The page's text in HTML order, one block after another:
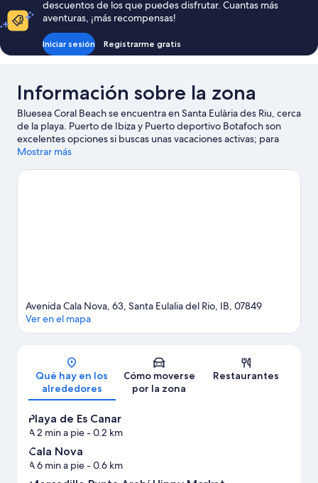
598 €
descuentos de los que puedes disfrutar. Cuantas más
aventuras, ¡más recompensas!
Iniciar sesión Registrarme gratis
Información sobre la zona
Bluesea Coral Beach se encuentra en Santa Eulària des Riu, cerca
de la playa. Puerto de Ibiza y Puerto deportivo Botafoch son
excelentes opciones si buscas unas vacaciones activas; para
sumergirte en la naturaleza, nada como Playa Figueretas.
Hippy Market y Puig de Missa.
Mostrar más
Mapa
Avenida Cala Nova, 63, Santa Eulalia del Rio, IB, 07849
Ver en el mapa
Qué hay en los
alrededores
Cómo moverse
por la zona
Restaurantes
Playa de Es Canar
A 2 min a pie- 0.2 km
Cala Nova
A 6 min a pie- 0.6 km